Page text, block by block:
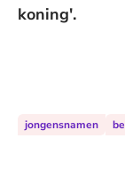
koning'.
jongensnamen